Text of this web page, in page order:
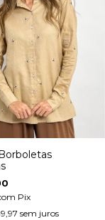
Pix
sem juros